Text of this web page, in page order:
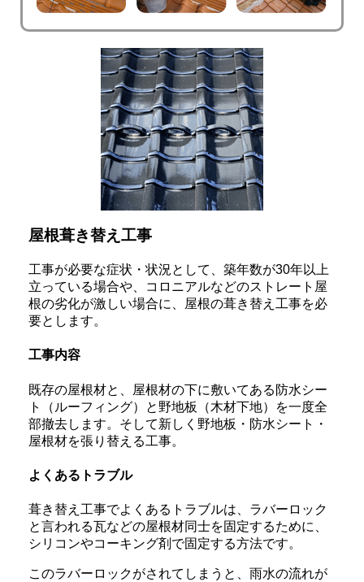
屋根葺き替え工事
工事が必要な症状・状況として、築年数が30年以上
立っている場合や、コロニアルなどのストレート屋
根の劣化が激しい場合に、屋根の葺き替え工事を必
要とします。
工事内容
既存の屋根材と、屋根材の下に敷いてある防水シー
ト（ルーフィング）と野地板（木材下地）を一度全
部撤去します。そして新しく野地板・防水シート・
屋根材を張り替える工事。
よくあるトラブル
葺き替え工事でよくあるトラブルは、ラバーロック
と言われる瓦などの屋根材同士を固定するために、
シリコンやコーキング剤で固定する方法です。
このラバーロックがされてしまうと、雨水の流れが